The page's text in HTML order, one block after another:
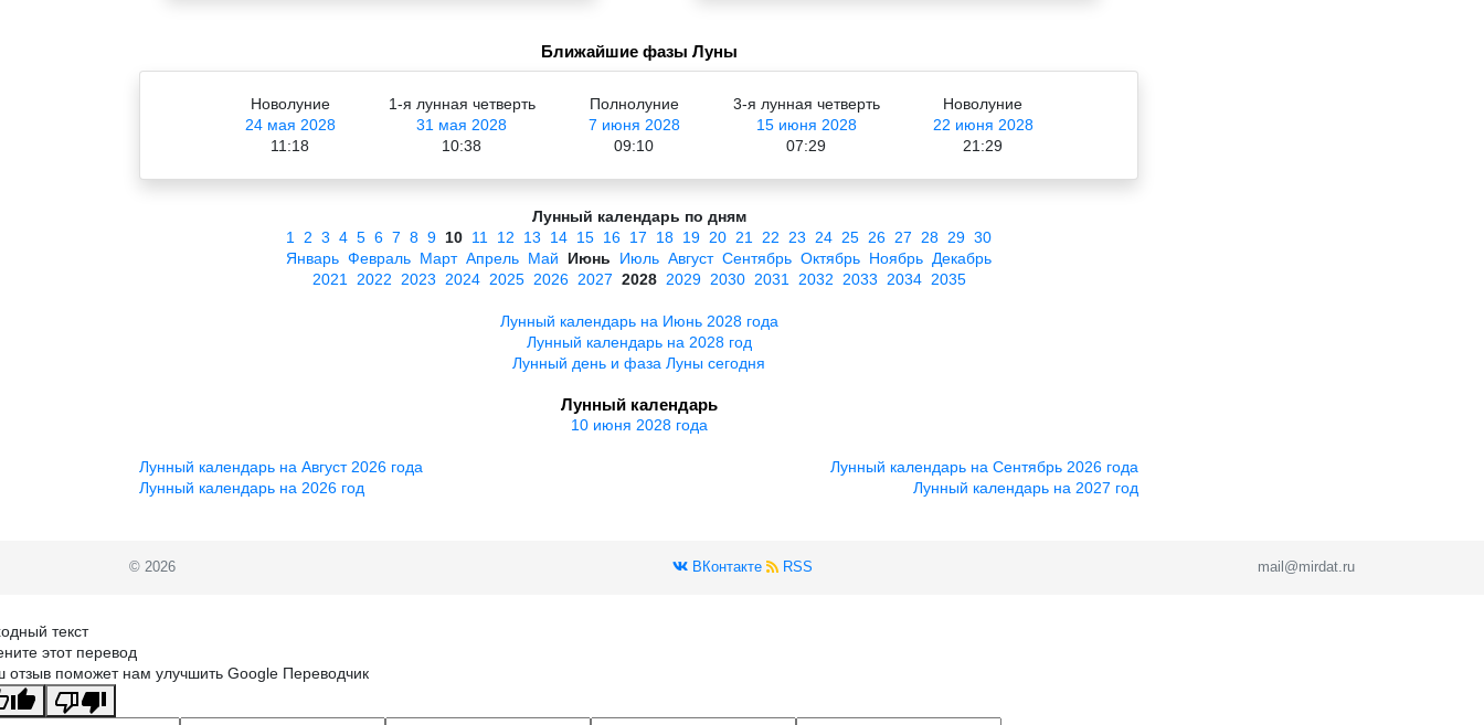
Ближайшие фазы Луны
Новолуние
24 мая 2028
11:18
1-я лунная четверть
31 мая 2028
10:38
Полнолуние
7 июня 2028
09:10
3-я лунная четверть
15 июня 2028
07:29
Новолуние
22 июня 2028
21:29
Лунный календарь по дням
1
2 3 4 5 6 7 8 9 10 11 12 13 14 15 16 17 18 19 20 21 22 23 24 25 26 27 28 29 30
Январь Февраль Март Апрель Май Июнь Июль Август Сентябрь Октябрь Ноябрь Декабрь
2021
2022 2023 2024 2025 2026 2027 2028 2029 2030 2031 2032 2033 2034 2035
Лунный календарь на Июнь 2028 года
Лунный календарь на 2028 год
Лунный день и фаза Луны сегодня
Лунный календарь
10 июня 2028 года
Лунный календарь на Август 2026 года
Лунный календарь на 2026 год
Лунный календарь на Сентябрь 2026 года
Лунный календарь на 2027 год
© 2026 ВКонтакте RSS mail@mirdat.ru
текст
этот перевод
отзыв поможет нам улучшить Google Переводчик